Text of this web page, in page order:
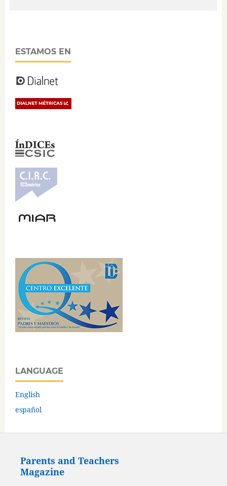
ESTAMOS EN
LANGUAGE
English
español
Parents and Teachers
Magazine